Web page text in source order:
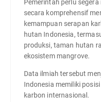
Pemerintah perlu
secara komprehensif
kemampuan serapan
hutan Indonesia,
produksi, taman hutan
ekosistem mangrove.
Data ilmiah tersebut
Indonesia memiliki
karbon internasional.